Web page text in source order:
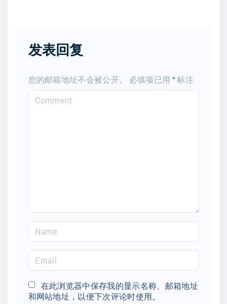
发表回复
您的邮箱地址不会被公开。 必填项已用 *标注
a
e
*
m
a
i
在此浏览器中保存我的显示名称、邮箱地址
和网站地址，以便下次评论时使用。